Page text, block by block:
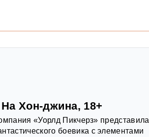
Хон-джина, 18+
«Уорлд Пикчерз» представила
боевика с элементами